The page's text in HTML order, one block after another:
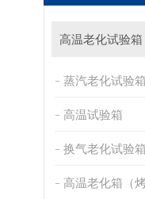
高温老化试验箱
蒸汽老化试验箱
高温试验箱
换气老化试验箱
高温老化箱（